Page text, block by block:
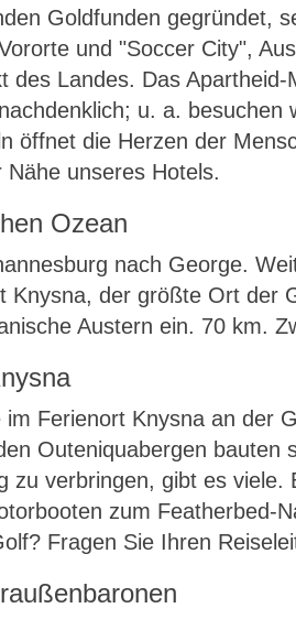
Goldfunden gegründet,
und "Soccer City",
des Landes. Das
u. a.
öffnet die Herzen der
unseres Hotels.
Ozean
nach George.
Knysna, der größte Ort der
Austern ein. 70 km.
im Ferienort Knysna an der
Outeniquabergen
zu verbringen, gibt es
zum Featherbed-
Fragen Sie Ihren